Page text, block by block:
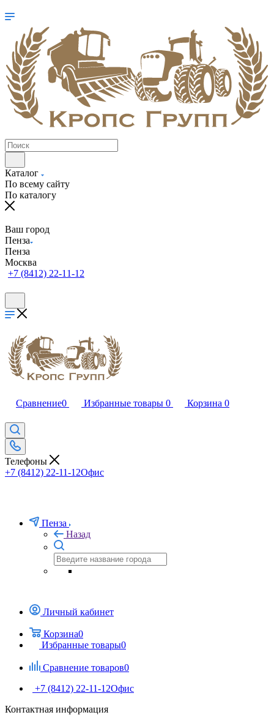
Каталог
По всему сайту
По каталогу
Ваш город
Пенза
Пенза
Москва
+7 (8412) 22-11-12
Сравнение0 Избранные товары 0 Корзина 0
Телефоны
+7 (8412) 22-11-12Офис
Пенза
Назад
Личный кабинет
Корзина0
Избранные товары0
Сравнение товаров0
+7 (8412) 22-11-12Офис
Контактная информация